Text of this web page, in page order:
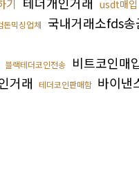
기 usdt매입
돈믹싱업체 국내거래소fds송
블랙테더코인전송 비트코인매
거래 테더코인판매함 바이낸